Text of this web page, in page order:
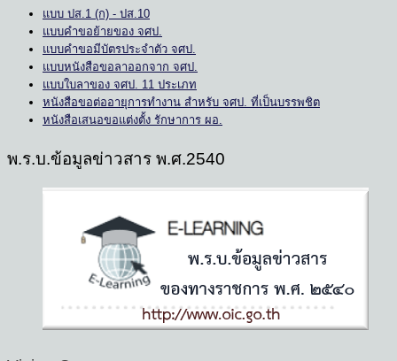
แบบ ปส.1 (ก) - ปส.10
แบบคำขอย้ายของ จศป.
แบบคำขอมีบัตรประจำตัว จศป.
แบบหนังสือขอลาออกจาก จศป.
แบบใบลาของ จศป. 11 ประเภท
หนังสือขอต่ออายุการทำงาน สำหรับ จศป. ที่เป็นบรรพชิต
หนังสือเสนอขอแต่งตั้ง รักษาการ ผอ.
พ.ร.บ.ข้อมูลข่าวสาร พ.ศ.2540